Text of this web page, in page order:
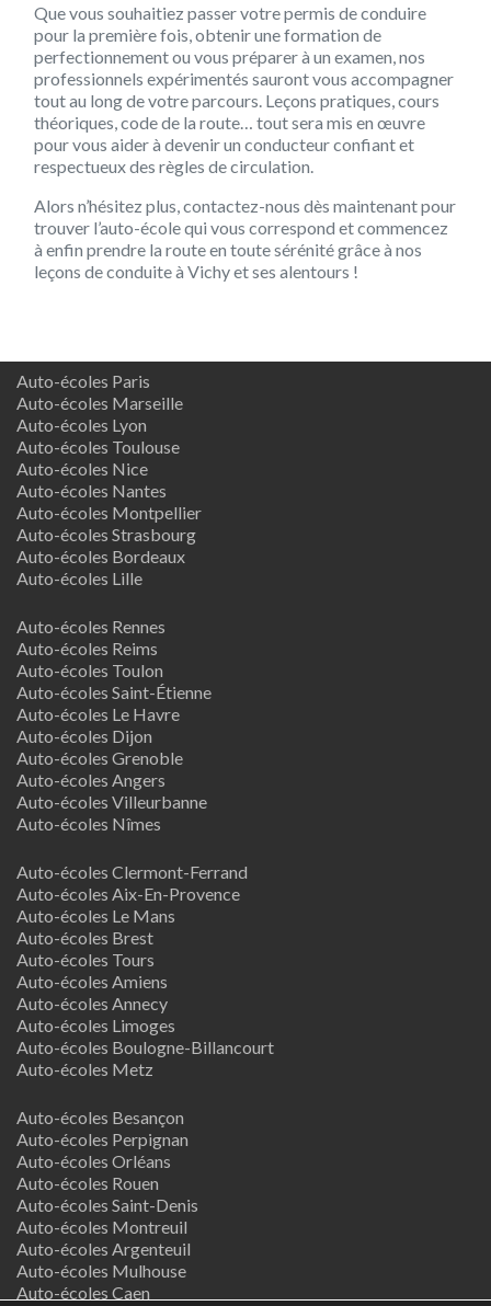
Que vous souhaitiez passer votre permis de conduire
pour la première fois, obtenir une formation de
perfectionnement ou vous préparer à un examen, nos
professionnels expérimentés sauront vous accompagner
tout au long de votre parcours. Leçons pratiques, cours
théoriques, code de la route… tout sera mis en œuvre
pour vous aider à devenir un conducteur confiant et
respectueux des règles de circulation.
Alors n’hésitez plus, contactez-nous dès maintenant pour
trouver l’auto-école qui vous correspond et commencez
à enfin prendre la route en toute sérénité grâce à nos
leçons de conduite à Vichy et ses alentours !
Auto-écoles Paris
Auto-écoles Marseille
Auto-écoles Lyon
Auto-écoles Toulouse
Auto-écoles Nice
Auto-écoles Nantes
Auto-écoles Montpellier
Auto-écoles Strasbourg
Auto-écoles Bordeaux
Auto-écoles Lille
Auto-écoles Rennes
Auto-écoles Reims
Auto-écoles Toulon
Auto-écoles Saint-Étienne
Auto-écoles Le Havre
Auto-écoles Dijon
Auto-écoles Grenoble
Auto-écoles Angers
Auto-écoles Villeurbanne
Auto-écoles Nîmes
Auto-écoles Clermont-Ferrand
Auto-écoles Aix-En-Provence
Auto-écoles Le Mans
Auto-écoles Brest
Auto-écoles Tours
Auto-écoles Amiens
Auto-écoles Annecy
Auto-écoles Limoges
Auto-écoles Boulogne-Billancourt
Auto-écoles Metz
Auto-écoles Besançon
Auto-écoles Perpignan
Auto-écoles Orléans
Auto-écoles Rouen
Auto-écoles Saint-Denis
Auto-écoles Montreuil
Auto-écoles Argenteuil
Auto-écoles Mulhouse
Auto-écoles Caen